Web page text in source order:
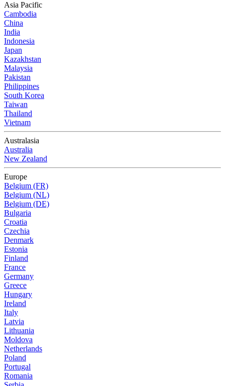
Asia Pacific
Cambodia
China
India
Indonesia
Japan
Kazakhstan
Malaysia
Pakistan
Philippines
South Korea
Taiwan
Thailand
Vietnam
Australasia
Australia
New Zealand
Europe
Belgium (FR)
Belgium (NL)
Belgium (DE)
Bulgaria
Croatia
Czechia
Denmark
Estonia
Finland
France
Germany
Greece
Hungary
Ireland
Italy
Latvia
Lithuania
Moldova
Netherlands
Poland
Portugal
Romania